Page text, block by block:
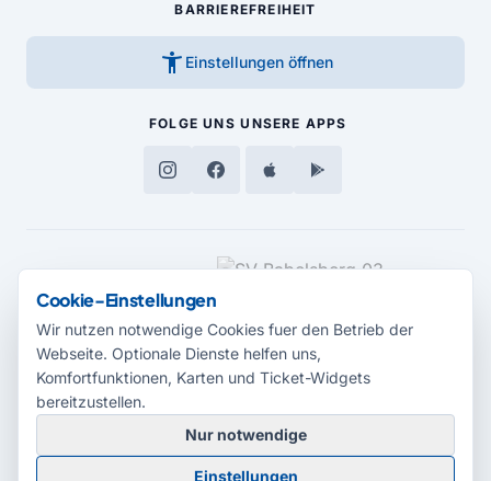
BARRIEREFREIHEIT
accessibility_new Einstellungen öffnen
FOLGE UNS UNSERE APPS
MEDIENPARTNER
© 2026 Radio Potsdam. Webseite entwickelt durch dieMedienagentur
Babelsberg
Cookie-Einstellungen
Wir nutzen notwendige Cookies fuer den Betrieb der
Webseite. Optionale Dienste helfen uns,
Komfortfunktionen, Karten und Ticket-Widgets
bereitzustellen.
Nur notwendige
Einstellungen